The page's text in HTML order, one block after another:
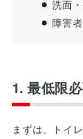
洗面
障害
1. 最低限
まずは、トイ